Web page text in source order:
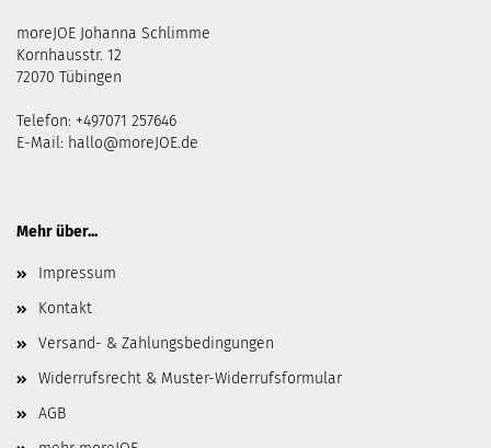
moreJOE Johanna Schlimme
Kornhausstr. 12
72070 Tübingen
Telefon: +497071 257646
E-Mail: hallo@moreJOE.de
Mehr über...
Impressum
Kontakt
Versand- & Zahlungsbedingungen
Widerrufsrecht & Muster-Widerrufsformular
AGB